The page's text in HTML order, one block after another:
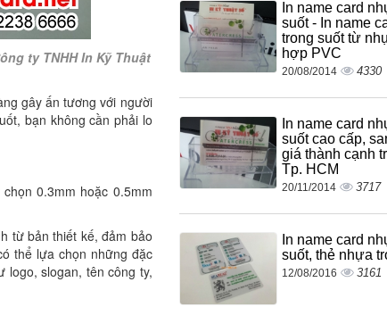
ty TNHH In Kỹ Thuật
gây ấn tương với người
bạn không cần phải lo
0.3mm hoặc 0.5mm
từ bản thiết kế, đảm bảo
thể lựa chọn những đặc
logo, slogan, tên công ty,
In name card
suốt - In name
trong suốt từ
hợp PVC
20/08/2014 4330
In name card
suốt cao cấp,
giá thành cạnh
Tp. HCM
20/11/2014 3717
In name card
suốt, thẻ nhựa
12/08/2016 3161